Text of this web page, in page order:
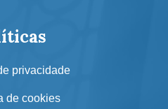
privacidade
de cookies